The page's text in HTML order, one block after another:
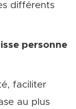
différents
personne
faciliter
au plus